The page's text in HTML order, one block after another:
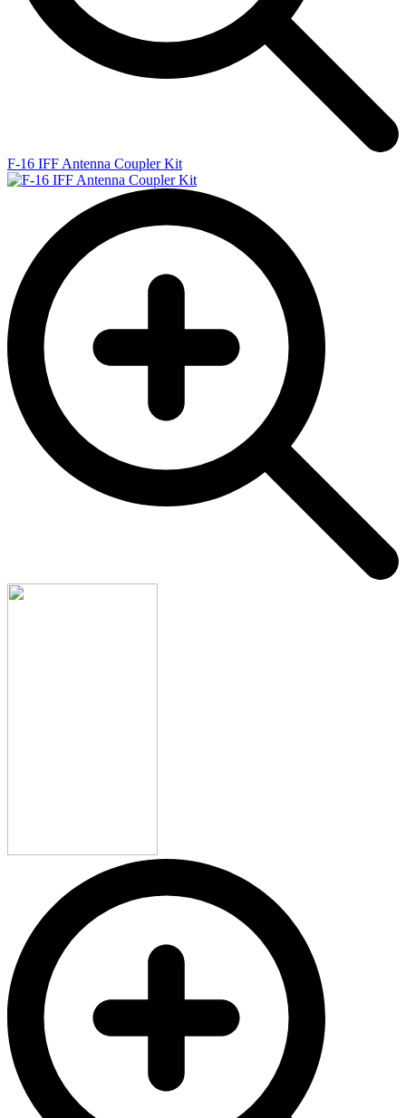
F-16 IFF Antenna Coupler Kit